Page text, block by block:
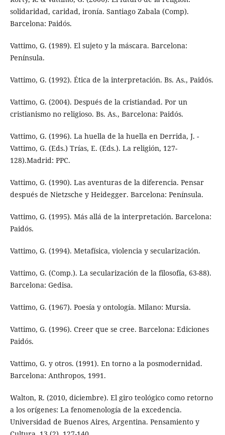
solidaridad, caridad, ironía. Santiago Zabala (Comp).
Barcelona: Paidós.
Vattimo, G. (1989). El sujeto y la máscara. Barcelona:
Península.
Vattimo, G. (1992). Ética de la interpretación. Bs. As., Paidós.
Vattimo, G. (2004). Después de la cristiandad. Por un
cristianismo no religioso. Bs. As., Barcelona: Paidós.
Vattimo, G. (1996). La huella de la huella en Derrida, J. -
Vattimo, G. (Eds.) Trías, E. (Eds.). La religión, 127-
128).Madrid: PPC.
Vattimo, G. (1990). Las aventuras de la diferencia. Pensar
después de Nietzsche y Heidegger. Barcelona: Península.
Vattimo, G. (1995). Más allá de la interpretación. Barcelona:
Paidós.
Vattimo, G. (1994). Metafísica, violencia y secularización.
Vattimo, G. (Comp.). La secularización de la filosofía, 63-88).
Barcelona: Gedisa.
Vattimo, G. (1967). Poesía y ontología. Milano: Mursia.
Vattimo, G. (1996). Creer que se cree. Barcelona: Ediciones
Paidós.
Vattimo, G. y otros. (1991). En torno a la posmodernidad.
Barcelona: Anthropos, 1991.
Walton, R. (2010, diciembre). El giro teológico como retorno
a los orígenes: La fenomenología de la excedencia.
Universidad de Buenos Aires, Argentina. Pensamiento y